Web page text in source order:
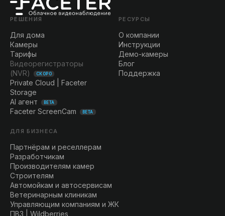
РЕШЕНИЯ
Для дома
Камеры
Тарифы
Видеорегистраторы
(NVR)
СКОРО
Private Cloud | Faceter
Storage
AI агент
BETA
Faceter ScreenCam BETA
РЕСУРСЫ
О компании
Инструкции
Демо-камеры
Блог
Поддержка
ДЛЯ БИЗНЕСА
Партнёрам и реселлерам
Разработчикам
Производителям камер
Строителям
Автомойкам и автосервисам
Ветеринарным клиникам
Управляющим компаниям и ЖК
ПВЗ | Wildberries